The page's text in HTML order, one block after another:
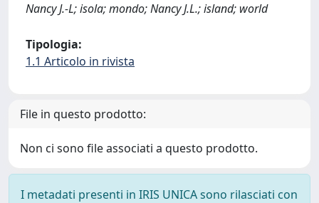
Nancy J.-L; isola; mondo; Nancy J.L.; island; world
Tipologia:
1.1 Articolo in rivista
File in questo prodotto:
Non ci sono file associati a questo prodotto.
I metadati presenti in IRIS UNICA sono rilasciati con